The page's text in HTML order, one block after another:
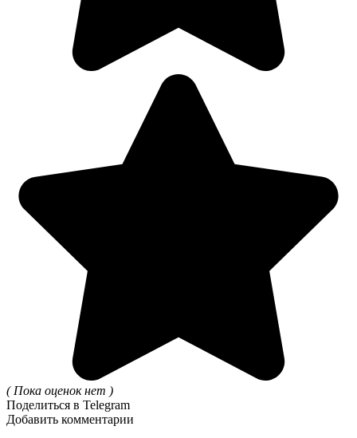
( Пока оценок нет )
Поделиться в Telegram
Добавить комментарии